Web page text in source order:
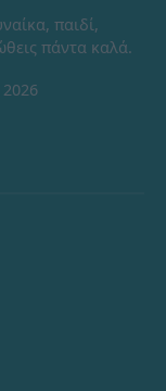
παιδί,
πάντα καλά.